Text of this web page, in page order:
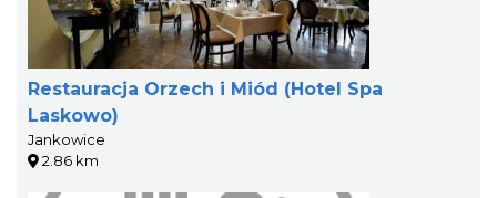
Restauracja Orzech i Miód (Hotel Spa
Laskowo)
Jankowice
2.86 km